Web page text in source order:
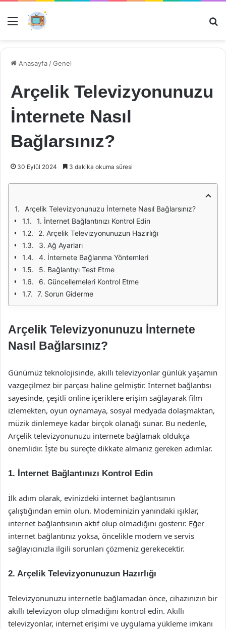
Menü
Anasayfa /Genel
Arçelik Televizyonunuzu
İnternete Nasıl
Bağlarsınız?
30 Eylül 2024 3 dakika okuma süresi
Arçelik Televizyonunuzu İnternete Nasıl Bağlarsınız?
1. İnternet Bağlantınızı Kontrol Edin
2. Arçelik Televizyonunuzun Hazırlığı
3. Ağ Ayarları
4. İnternete Bağlanma Yöntemleri
5. Bağlantıyı Test Etme
6. Güncellemeleri Kontrol Etme
7. Sorun Giderme
Arçelik Televizyonunuzu İnternete
Nasıl Bağlarsınız?
Günümüz teknolojisinde, akıllı televizyonlar günlük yaşamın
vazgeçilmez bir parçası haline gelmiştir. İnternet bağlantısı
sayesinde, çeşitli online içeriklere erişim sağlayarak film
izlemekten, oyun oynamaya, sosyal medyada dolaşmaktan,
müzik dinlemeye kadar birçok olanağı sunar. Bu nedenle,
Arçelik televizyonunuzu internete bağlamak oldukça
önemlidir. İşte bu süreçte dikkate almanız gereken adımlar.
1. İnternet Bağlantınızı Kontrol Edin
İlk adım olarak, evinizdeki internet bağlantısının
çalıştığından emin olun. Modeminizin yanındaki ışıklar,
internet bağlantısının aktif olup olmadığını gösterir. Eğer
internet bağlantınız yoksa, öncelikle modem ve servis
sağlayıcınızla ilgili sorunları çözmeniz gerekecektir.
2. Arçelik Televizyonunuzun Hazırlığı
Televizyonunuzu internetle bağlamadan önce, cihazınızın bir
akıllı televizyon olup olmadığını kontrol edin. Akıllı
televizyonlar, internet erişimi ve uygulama yükleme imkanı